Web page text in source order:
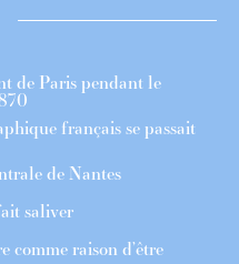
de Paris pendant le
français se passait
de Nantes
saliver
comme raison d’être